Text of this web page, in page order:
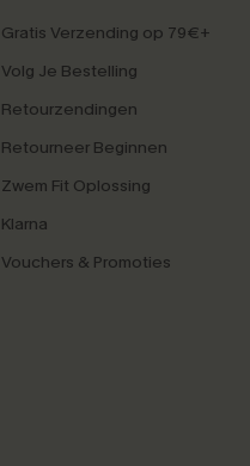
Gratis Verzending op 79€+
Volg Je Bestelling
Retourzendingen
Retourneer Beginnen
Zwem Fit Oplossing
Klarna
Vouchers & Promoties